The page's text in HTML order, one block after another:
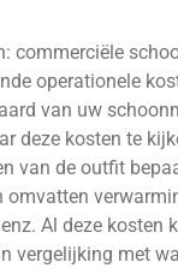
commerciële
operationele
van uw
deze kosten te
van de outfit
omvatten
Al deze kosten
vergelijking met